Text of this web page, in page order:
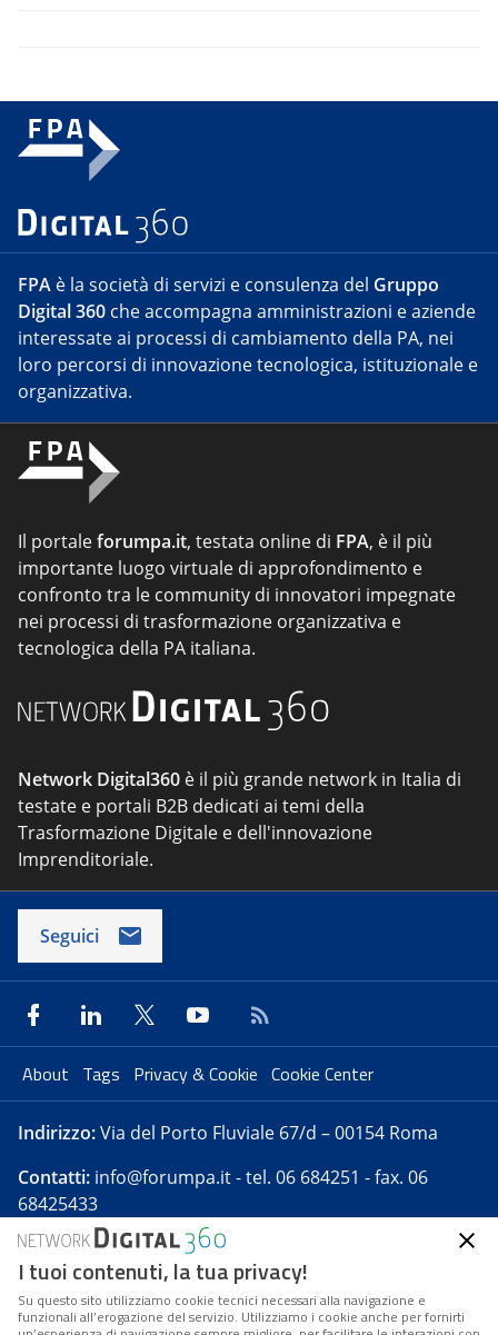
FPA è la società di servizi e consulenza del Gruppo
Digital 360 che accompagna amministrazioni e aziende
interessate ai processi di cambiamento della PA, nei
loro percorsi di innovazione tecnologica, istituzionale e
organizzativa.
Il portaleforumpa.it, testata online di FPA, è il più
importante luogo virtuale di approfondimento e
confronto tra le community di innovatori impegnate
nei processi di trasformazione organizzativa e
tecnologica della PA italiana.
Network Digital360 è il più grande network in Italia di
testate e portali B2B dedicati ai temi della
Trasformazione Digitale e dell'innovazione
Imprenditoriale.
Seguici
About Tags Privacy & Cookie Cookie Center
Indirizzo:Via del Porto Fluviale 67/d – 00154 Roma
Contatti: info@forumpa.it- tel. 06 684251 - fax. 06
68425433
Forumpa.itè una pubblicazione telematica iscritta
presso Registro della stampa del Tribunale di Roma -
Reg. n. 182 del 2 maggio 2008 - Direttore resp. Michela
I tuoi contenuti, la tua privacy!
Su questo sito utilizziamo cookie tecnici necessari alla navigazione e
funzionali all’erogazione del servizio. Utilizziamo i cookie anche per fornirti